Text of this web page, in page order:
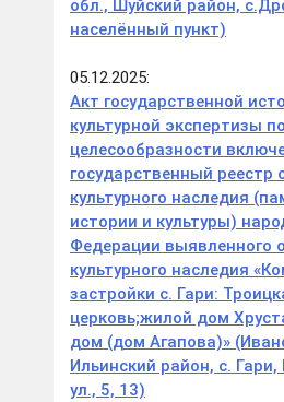
обл., Шуйский район,
населённый пункт)
05.12.2025:
Акт государственной
культурной экспертизы
целесообразности
государственный реестр
культурного наследия
истории и культуры)
Федерации выявленного
культурного наследия
застройки с. Гари:
церковь;жилой дом
дом (дом Агапова)»
Ильинский район, с.
ул., 5, 13)